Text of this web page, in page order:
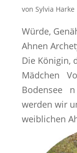
von Sylvia Harke
Würde,
Ahnen
Die Königin,
Mädchen
Bodensee n
werden wir
weiblichen